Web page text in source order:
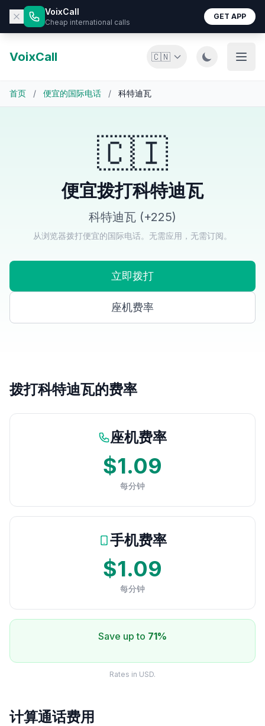
VoixCall
Cheap international calls
GET APP
VoixCall 🇨🇳
首页 / 便宜的国际电话 / 科特迪瓦
🇨🇮
便宜拨打科特迪瓦
科特迪瓦 (+225)
从浏览器拨打便宜的国际电话。无需应用，无需订阅。
立即拨打
座机费率
拨打科特迪瓦的费率
座机费率
$1.09
每分钟
手机费率
$1.09
每分钟
Save up to 71%
Rates in USD.
计算通话费用